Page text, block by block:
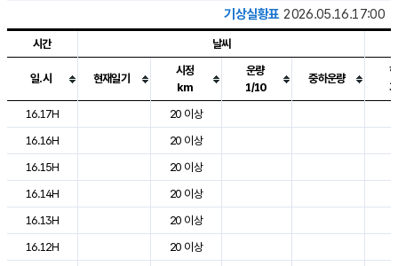
기상실황표 2026.05.16.17:00
도시별 기상실황표로 지점, 날씨, 기온, 강수, 바람, 기압등을 안내한 표입
시간 날씨
일.시 현재일기
시정
km
운량
1/10
중하운량
16.17H
20 이상
16.16H
20 이상
16.15H
20 이상
16.14H
20 이상
16.13H
20 이상
16.12H
20 이상